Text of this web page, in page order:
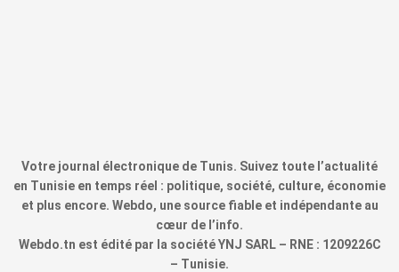
Votre journal électronique de Tunis. Suivez toute l’actualité
en Tunisie en temps réel : politique, société, culture, économie
et plus encore. Webdo, une source fiable et indépendante au
cœur de l’info.
Webdo.tn est édité par la société YNJ SARL – RNE : 1209226C
– Tunisie.